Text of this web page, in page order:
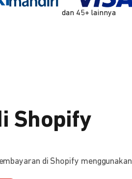
dan 45+ lainnya
Shopify
di Shopify menggunakan